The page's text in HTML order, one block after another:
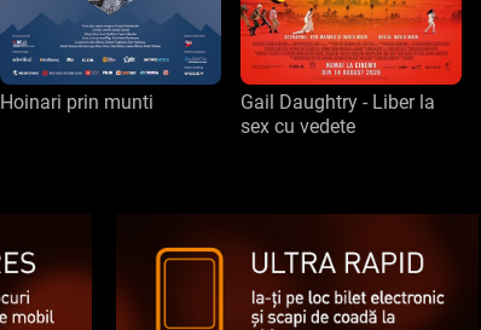
Hoinari prin munti
Gail Daughtry - Liber la
sex cu vedete